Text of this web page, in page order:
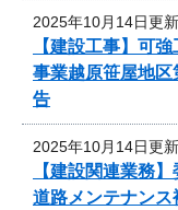
2025年10月14日更新
【建設工事】可
事業越原笹屋地
告
2025年10月14日更新
【建設関連業務
道路メンテナンス